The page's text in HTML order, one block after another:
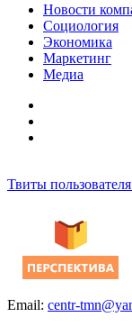
Новости
Социология
Экономика
Маркетинг
Медиа
Твиты
Email: centr-